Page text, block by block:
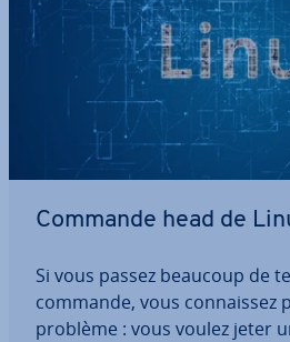
Commande head de
Si vous passez beaucoup de
commande, vous con­nais­sez
problème : vous voulez jeter